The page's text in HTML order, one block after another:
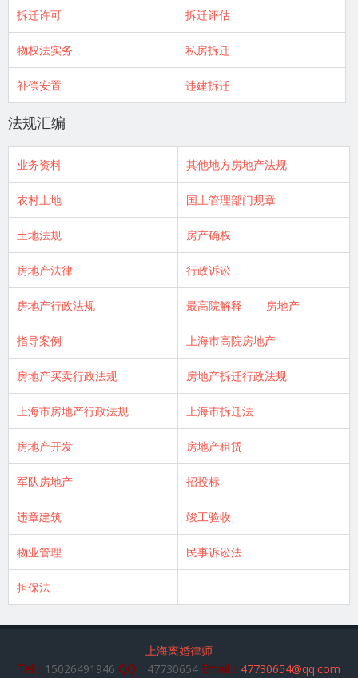
拆迁许可 拆迁评估
物权法实务 私房拆迁
补偿安置 违建拆迁
法规汇编
业务资料 其他地方房地产法规
农村土地 国土管理部门规章
土地法规 房产确权
房地产法律 行政诉讼
房地产行政法规 最高院解释——房地产
指导案例 上海市高院房地产
房地产买卖行政法规 房地产拆迁行政法规
上海市房地产行政法规 上海市拆迁法
房地产开发 房地产租赁
军队房地产 招投标
违章建筑 竣工验收
物业管理 民事诉讼法
担保法
上海离婚律师
Tel： 15026491946 QQ： 47730654 Email： 47730654@qq.com